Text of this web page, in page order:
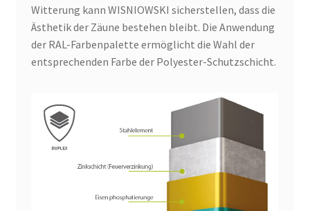
Witterung kann WISNIOWSKI sicherstellen, dass die
Ästhetik der Zäune bestehen bleibt. Die Anwendung
der RAL-Farbenpalette ermöglicht die Wahl der
entsprechenden Farbe der Polyester-Schutzschicht.